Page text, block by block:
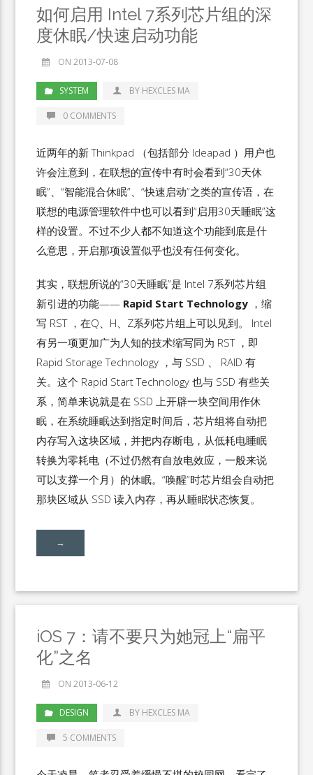
如何启用 Intel 7系列芯片组的深
度休眠/快速启动功能
ON 2013-07-08
SYSTEM BY HEXCLES MA
0 COMMENTS
近两年的新 Thinkpad （包括部分 Ideapad ）用户也
许会注意到，在联想的宣传中有时会看到“30天休
眠”、“智能混合休眠”、“快速启动”之类的宣传语，在
联想的电源管理软件中也可以看到“启用30天睡眠”这
样的设置。不过不少人都不知道这个功能到底是什
么意思，开启那项设置似乎也没有任何变化。
其实，联想所说的“30天睡眠”是 Intel 7系列芯片组
新引进的功能—— Rapid Start Technology ，缩
写 RST ，在Q、H、Z系列芯片组上可以见到。 Intel
有另一项更加广为人知的技术缩写同为 RST ，即
Rapid Storage Technology ，与 SSD 、 RAID 有
关。这个 Rapid Start Technology 也与 SSD 有些关
系，简单来说就是在 SSD 上开辟一块空间用作休
眠，在系统睡眠达到指定时间后，芯片组将自动把
内存写入这块区域，并把内存断电，从低耗电睡眠
转换为零耗电（不过仍然有自放电效应，一般来说
可以支撑一个月）的休眠。“唤醒”时芯片组会自动把
那块区域从 SSD 读入内存，再从睡眠状态恢复。
→
iOS 7：请不要只为她冠上“扁平
化”之名
ON 2013-06-12
DESIGN BY HEXCLES MA
5 COMMENTS